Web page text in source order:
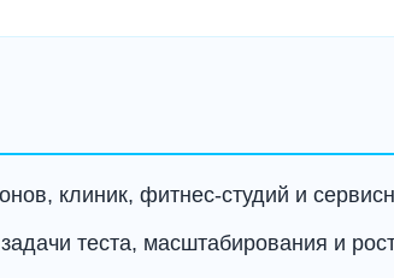
клиник, фитнес-студий и
теста, масштабирования и